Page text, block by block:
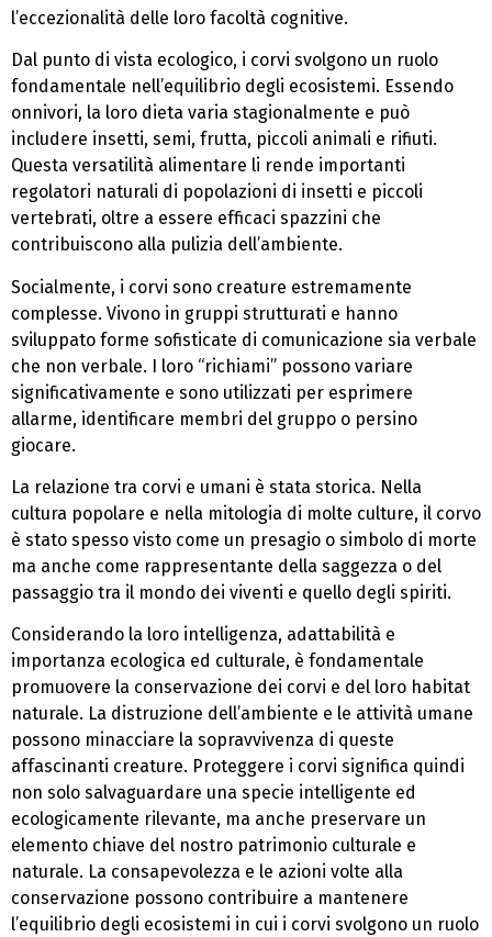
l’eccezionalità delle loro facoltà cognitive.
Dal punto di vista ecologico, i corvi svolgono un ruolo
fondamentale nell’equilibrio degli ecosistemi. Essendo
onnivori, la loro dieta varia stagionalmente e può
includere insetti, semi, frutta, piccoli animali e rifiuti.
Questa versatilità alimentare li rende importanti
regolatori naturali di popolazioni di insetti e piccoli
vertebrati, oltre a essere efficaci spazzini che
contribuiscono alla pulizia dell’ambiente.
Socialmente, i corvi sono creature estremamente
complesse. Vivono in gruppi strutturati e hanno
sviluppato forme sofisticate di comunicazione sia verbale
che non verbale. I loro “richiami” possono variare
significativamente e sono utilizzati per esprimere
allarme, identificare membri del gruppo o persino
giocare.
La relazione tra corvi e umani è stata storica. Nella
cultura popolare e nella mitologia di molte culture, il corvo
è stato spesso visto come un presagio o simbolo di morte
ma anche come rappresentante della saggezza o del
passaggio tra il mondo dei viventi e quello degli spiriti.
Considerando la loro intelligenza, adattabilità e
importanza ecologica ed culturale, è fondamentale
promuovere la conservazione dei corvi e del loro habitat
naturale. La distruzione dell’ambiente e le attività umane
possono minacciare la sopravvivenza di queste
affascinanti creature. Proteggere i corvi significa quindi
non solo salvaguardare una specie intelligente ed
ecologicamente rilevante, ma anche preservare un
elemento chiave del nostro patrimonio culturale e
naturale. La consapevolezza e le azioni volte alla
conservazione possono contribuire a mantenere
l’equilibrio degli ecosistemi in cui i corvi svolgono un ruolo